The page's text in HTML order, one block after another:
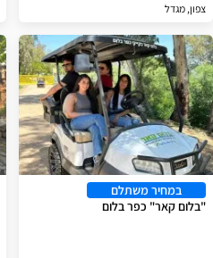
צפון, מגדל
במחיר משתלם
"בלום קאר" כפר בלום